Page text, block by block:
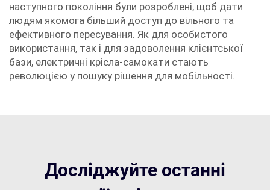
наступного покоління були розроблені, щоб дати
людям якомога більший доступ до вільного та
ефективного пересування. Як для особистого
використання, так і для задоволення клієнтської
бази, електричні крісла-самокати стають
революцією у пошуку рішення для мобільності.
Досліджуйте останні